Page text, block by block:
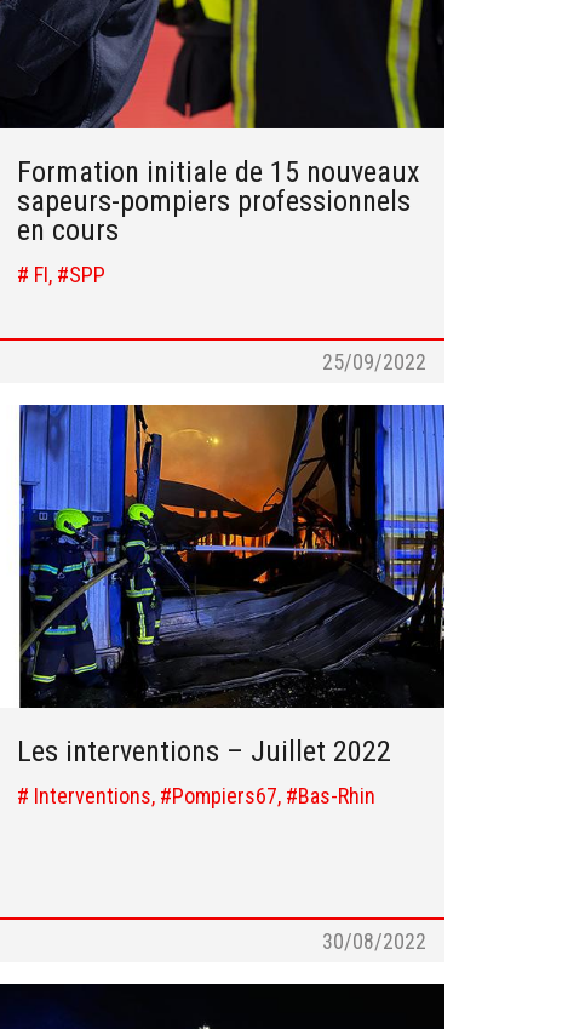
Formation initiale de 15 nouveaux
sapeurs-pompiers professionnels
en cours
# FI, #SPP
25/09/2022
Les interventions – Juillet 2022
# Interventions, #Pompiers67, #Bas-Rhin
30/08/2022